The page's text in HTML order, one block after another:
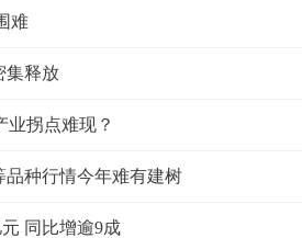
难
集释放
业拐点难现？
种行情今年难有建树
同比增逾9成